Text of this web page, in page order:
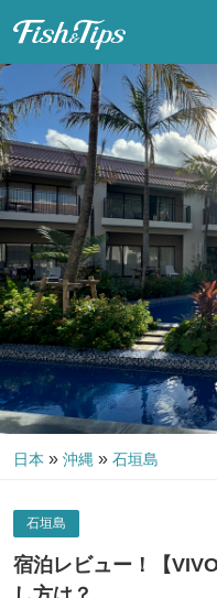
日本 » 沖縄 » 石垣島
石垣島
宿泊レビュー！【